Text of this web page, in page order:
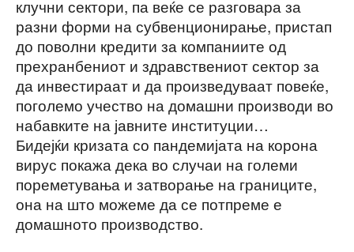
клучни сектори, па веќе се разговара за
разни форми на субвенционирање, пристап
до поволни кредити за компаниите од
прехранбениот и здравствениот сектор за
да инвестираат и да произведуваат повеќе,
поголемо учество на домашни производи во
набавките на јавните институции…
Бидејќи кризата со пандемијата на корона
вирус покажа дека во случаи на големи
пореметувања и затворање на границите,
она на што можеме да се потпреме е
домашното производство.